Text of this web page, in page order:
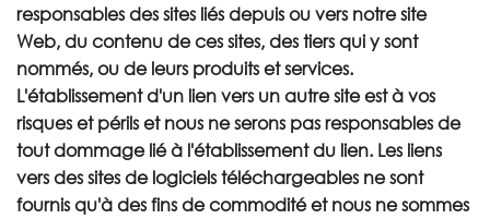
responsables des sites liés depuis ou vers notre site
Web, du contenu de ces sites, des tiers qui y sont
nommés, ou de leurs produits et services.
L'établissement d'un lien vers un autre site est à vos
risques et périls et nous ne serons pas responsables de
tout dommage lié à l'établissement du lien. Les liens
vers des sites de logiciels téléchargeables ne sont
fournis qu'à des fins de commodité et nous ne sommes